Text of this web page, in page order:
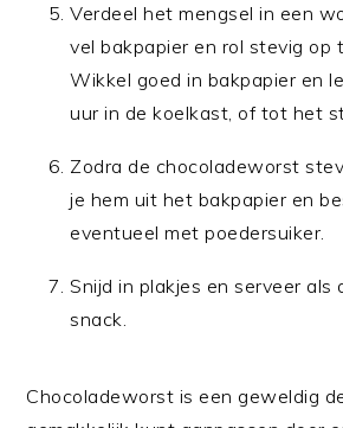
Verdeel het mengsel in een
vel bakpapier en rol stevig op
Wikkel goed in bakpapier en
uur in de koelkast, of tot het
Zodra de chocoladeworst
je hem uit het bakpapier en
eventueel met poedersuiker.
Snijd in plakjes en serveer
snack.
Chocoladeworst is een geweldig